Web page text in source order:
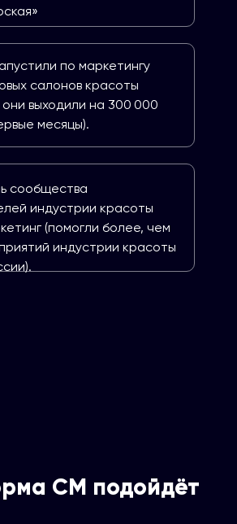
по маркетингу
салонов красоты
выходили на 300 000
месяцы).
сообщества
индустрии красоты
(помогли более, чем
индустрии красоты
СМ подойдёт